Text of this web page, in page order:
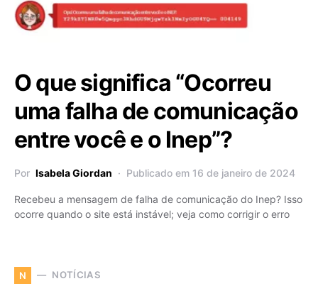
O que significa “Ocorreu
uma falha de comunicação
entre você e o Inep”?
Por Isabela Giordan Publicado em 16 de janeiro de 2024
Recebeu a mensagem de falha de comunicação do Inep? Isso
ocorre quando o site está instável; veja como corrigir o erro
N NOTÍCIAS